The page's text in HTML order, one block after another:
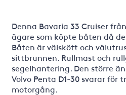
Denna Bavaria 33 Cruiser
ägare som köpte båten då
Båten är välskött och
sittbrunnen. Rullmast och
segelhantering. Den större
Volvo Penta D1-30 svarar för
motorgång.